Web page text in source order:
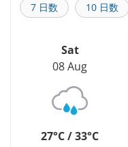
7 日数 10 日数
Sat
08 Aug
27°C / 33°C